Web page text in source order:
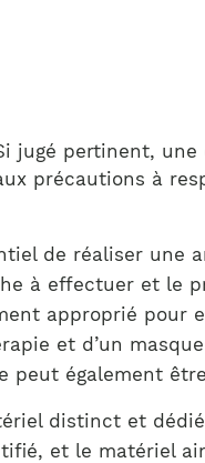
jugé pertinent,
précautions à
de réaliser une
à effectuer et le
approprié pour
et d’un
peut également
distinct et
et le matériel